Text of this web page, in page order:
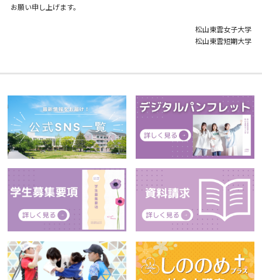
お願い申し上げます。
松山東雲女子大学
松山東雲短期大学